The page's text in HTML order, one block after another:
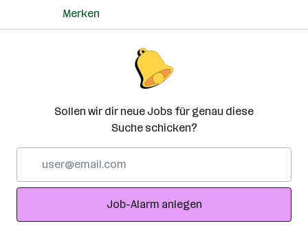
Merken
Sollen wir dir neue Jobs für genau diese
Suche schicken?
Adresse
Job-Alarm anlegen